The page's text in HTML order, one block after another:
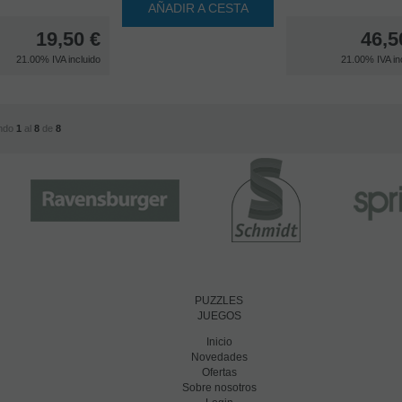
19,50 €
21.00% IVA incluido
AÑADIR A CESTA
21.00% IVA
1 al8 de8
PUZZLES
JUEGOS
Inicio
Novedades
Ofertas
Sobre nosotros